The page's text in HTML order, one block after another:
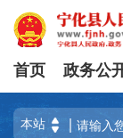
首页 政务公